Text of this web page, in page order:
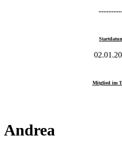
Mitglied im
Andrea